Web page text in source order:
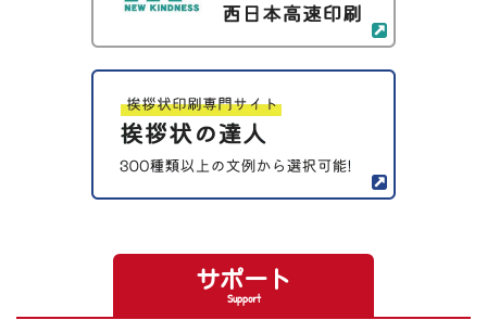
サポート
Support